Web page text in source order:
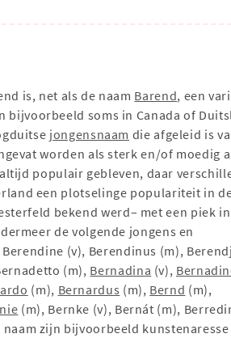
is, net als de naam Barend, een
bijvoorbeeld soms in Canada of
jongensnaam die afgeleid is
worden als sterk en/of moedig
altijd populair gebleven, daar
een plotselinge populariteit in
bekend werd– met een piek in
de volgende jongens en
(v), Berendinus (m),
(m), Bernadina (v),
(m), Bernardus (m), Bernd (m),
(m), Bernke (v), Bernát (m),
naam zijn bijvoorbeeld kunstenaresse